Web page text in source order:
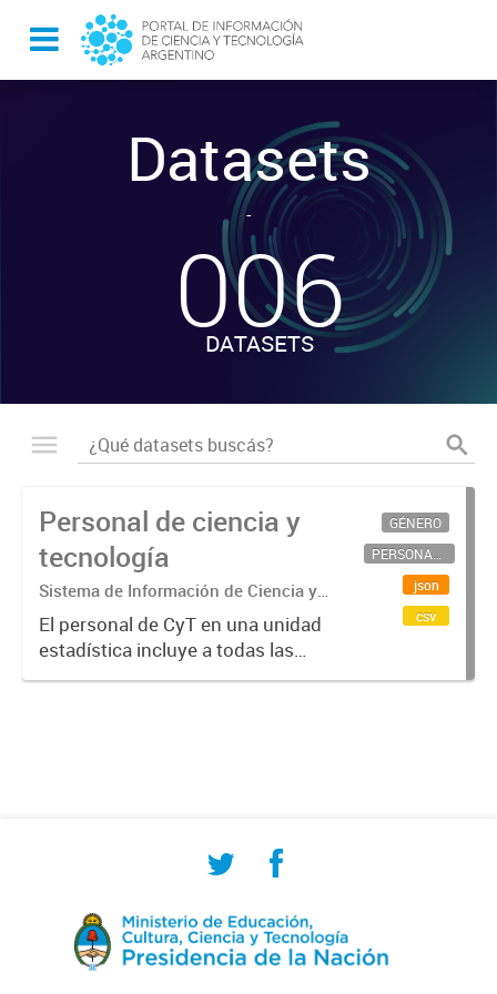
Datasets
-
006
DATASETS
Personal de ciencia y
tecnología
Sistema de Información de Ciencia y
Tecnología Argentino (SICYTAR)
El personal de CyT en una unidad
estadística incluye a todas las
personas involucradas
GÉNERO
PERSONAL CIENTÍFICO-TECNOLÓGICO
json
csv